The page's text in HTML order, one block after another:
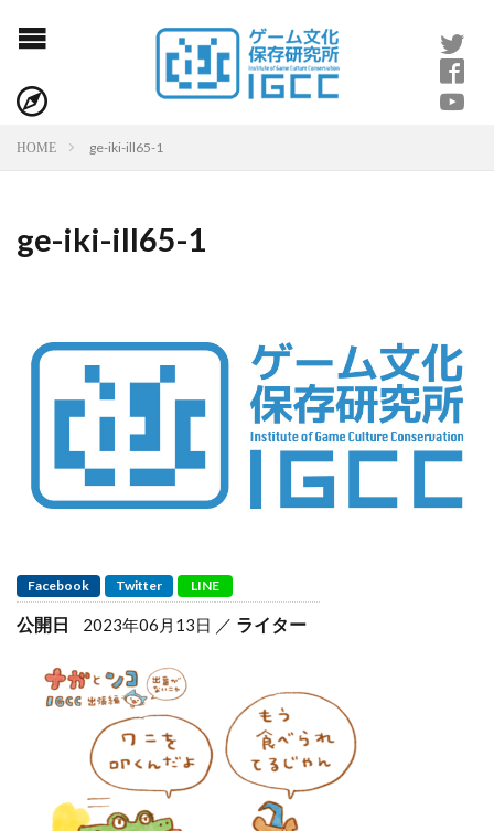
HOME ge-iki-ill65-1
ge-iki-ill65-1
Facebook Twitter LINE
公開日 2023年06月13日 ライター